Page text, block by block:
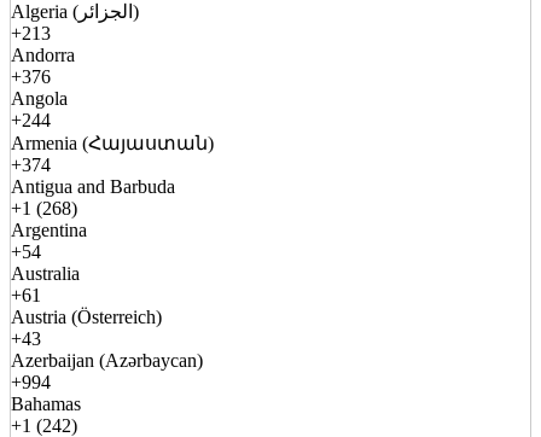
Algeria (الجزائر)
+213
Andorra
+376
Angola
+244
Armenia (Հայաստան)
+374
Antigua and Barbuda
+1 (268)
Argentina
+54
Australia
+61
Austria (Österreich)
+43
Azerbaijan (Azərbaycan)
+994
Bahamas
+1 (242)